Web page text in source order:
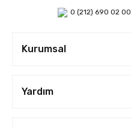
0 (212) 690 02 00
Kurumsal
Yardım